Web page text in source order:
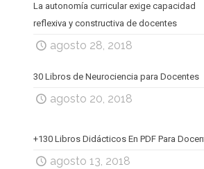
La autonomía curricular exige capacidad
reflexiva y constructiva de docentes
agosto 28, 2018
30 Libros de Neurociencia para Docentes
agosto 20, 2018
+130 Libros Didácticos En PDF Para
agosto 13, 2018